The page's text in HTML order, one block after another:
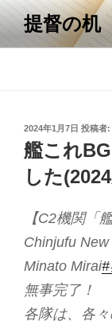
コ
テ
提督の机
投
稿
日:
2024年1月7日 投稿者:
艦これ
した
【C2機関「
Chinjufu
Minato Mirai
無事完了！
各隊は、各